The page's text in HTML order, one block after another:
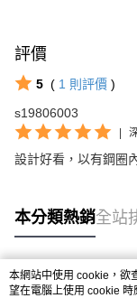
評價
5 ( 1 則評價 )
s19806003
設計好看，以有鋼圈
本分類熱銷全站
熱門標籤
本網站中使用 cookie，欲
望在電腦上使用 cookie